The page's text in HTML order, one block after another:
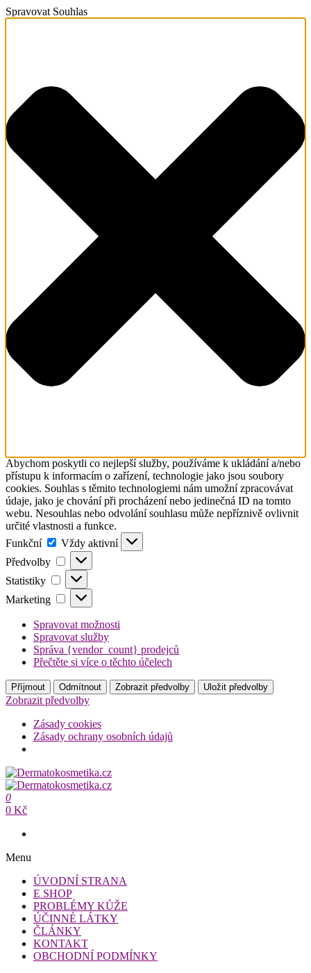
Spravovat Souhlas
Abychom poskytli co nejlepší služby, používáme k ukládání a/nebo
přístupu k informacím o zařízení, technologie jako jsou soubory
cookies. Souhlas s těmito technologiemi nám umožní zpracovávat
údaje, jako je chování při procházení nebo jedinečná ID na tomto
webu. Nesouhlas nebo odvolání souhlasu může nepříznivě ovlivnit
určité vlastnosti a funkce.
Funkční
Funkční
Vždy aktivní
Předvolby
Předvolby
Statistiky Statistiky
Marketing Marketing
Spravovat možnosti
Spravovat služby
Správa {vendor_count} prodejců
Přečtěte si více o těchto účelech
Příjmout Odmítnout Zobrazit předvolby Uložit předvolby
Zobrazit předvolby
Zásady cookies
Zásady ochrany osobních údajů
Přeskočit
na
obsah
Dermatokosmetika.cz
Dermatokosmetika.cz
0
0 Kč
Menu
ÚVODNÍ STRANA
E SHOP
PROBLÉMY KŮŽE
ÚČINNÉ LÁTKY
ČLÁNKY
KONTAKT
OBCHODNÍ PODMÍNKY